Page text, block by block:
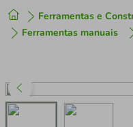
Ferramentas e
Ferramentas manuais
1º tenis
3º perfume